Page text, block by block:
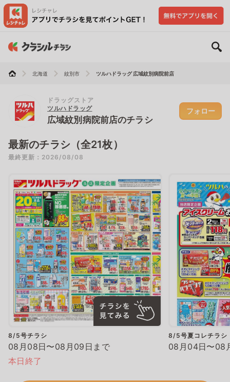
北海道 紋別市 ツルハドラッグ 広域紋別病院前店
ドラッグストア
ツルハドラッグ
広域紋別病院前店のチラシ
フォロー
最新のチラシ（全21枚）
最終更新：2026/08/08
8/5号チラシ
08月08日〜08月09日まで
本日終了
8/5号夏コレチラシ
08月04日〜08